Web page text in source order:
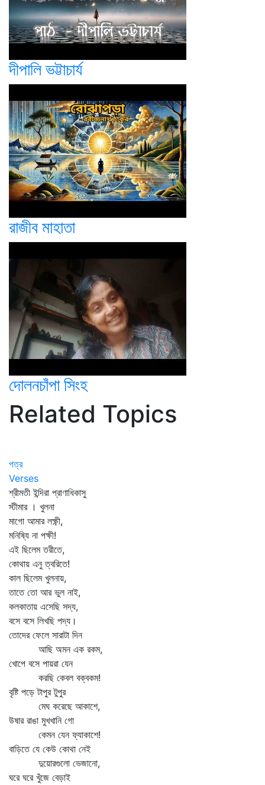
দীপালি ভট্টাচার্য
রাজীব মাহাতা
দোলনচাঁপা সিংহ
Related Topics
পত্র
Verses
শ্রীমতী ইন্দিরা প্রাণাধিকাসু
স্টীমার । খুলনা
মাগো আমার লক্ষ্ণী,
মনিষ্যি না পক্ষী!
এই ছিলেম তরীতে,
কোথায় এনু ত্বরিতে!
কাল ছিলেম খুলনায়,
তাতে তো আর ভুল নাই,
কলকাতায় এসেছি সদ্য,
বসে বসে লিখছি পদ্য।
তোদের ফেলে সারাটা দিন
আছি অমন এক রকম,
খোপে বসে পায়রা যেন
করছি কেবল বক্‌বকম!
বৃষ্টি পড়ে টাপুর টুপুর
মেঘ করেছে আকাশে,
উষার রাঙা মুখখানি গো
কেমন যেন ফ্যাকাশে!
বাড়িতে যে কেউ কোথা নেই
দুয়োরগুলো ভেজানো,
ঘরে ঘরে খুঁজে বেড়াই